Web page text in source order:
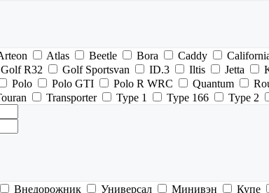
Atlas Beetle Bora Caddy
Golf R32 Golf Sportsvan ID.3 Iltis Jetta
Polo Polo GTI Polo R WRC Quantum
Transporter Type 1 Type 166 Type 2
Внедорожник Универсал Минивэн Купе